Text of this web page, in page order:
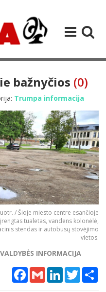
bažnyčios (0)
Trumpa informacija
/ Šioje miesto centre esančioje
tualetas, vandens kolonėlė,
stendas ir autobusų stovėjimo
vietos.
INFORMACIJA
Facebook
Gmail LinkedInTwitter